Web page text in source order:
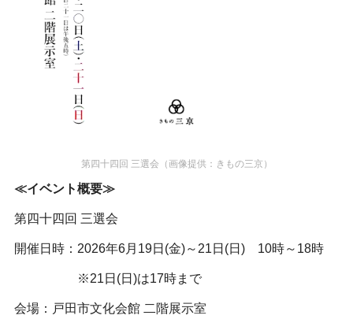
第四十四回 三選会（画像提供：きもの三京）
≪イベント概要≫
第四十四回 三選会
開催日時：2026年6月19日(金)～21日(日) 10時～18時
※21日(日)は17時まで
会場：戸田市文化会館 二階展示室